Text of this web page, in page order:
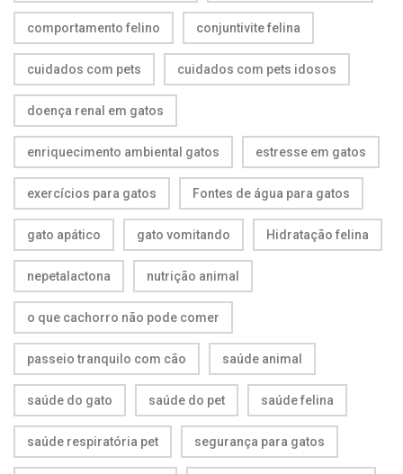
comportamento felino conjuntivite felina
cuidados com pets cuidados com pets idosos
doença renal em gatos
enriquecimento ambiental gatos estresse em gatos
exercícios para gatos Fontes de água para gatos
gato apático gato vomitando Hidratação felina
nepetalactona nutrição animal
o que cachorro não pode comer
passeio tranquilo com cão saúde animal
saúde do gato saúde do pet saúde felina
saúde respiratória pet segurança para gatos